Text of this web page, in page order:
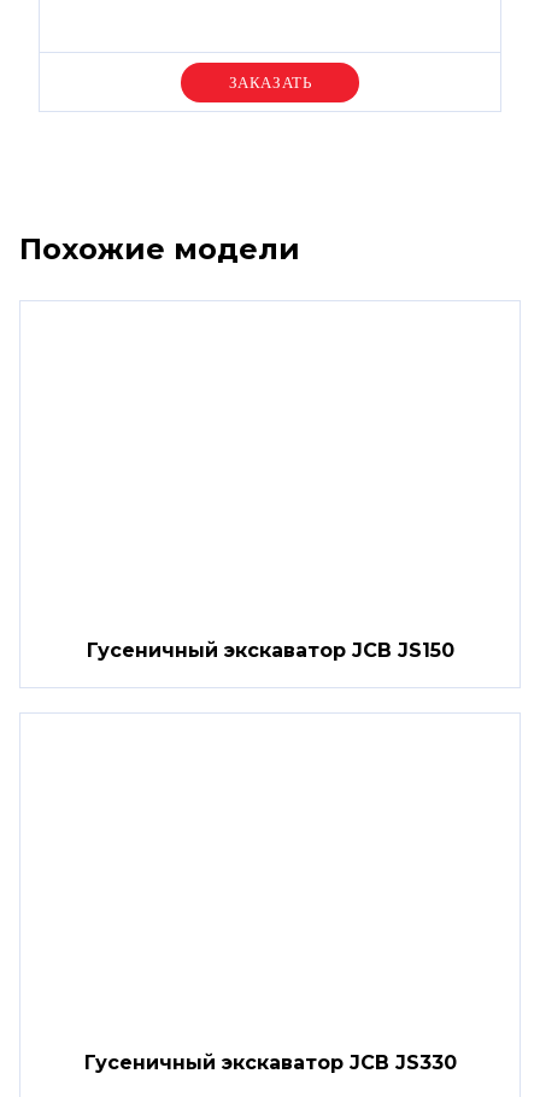
Уточняйте цену
Похожие модели
Гусеничный экскаватор JCB JS150
Гусеничный экскаватор JCB JS330